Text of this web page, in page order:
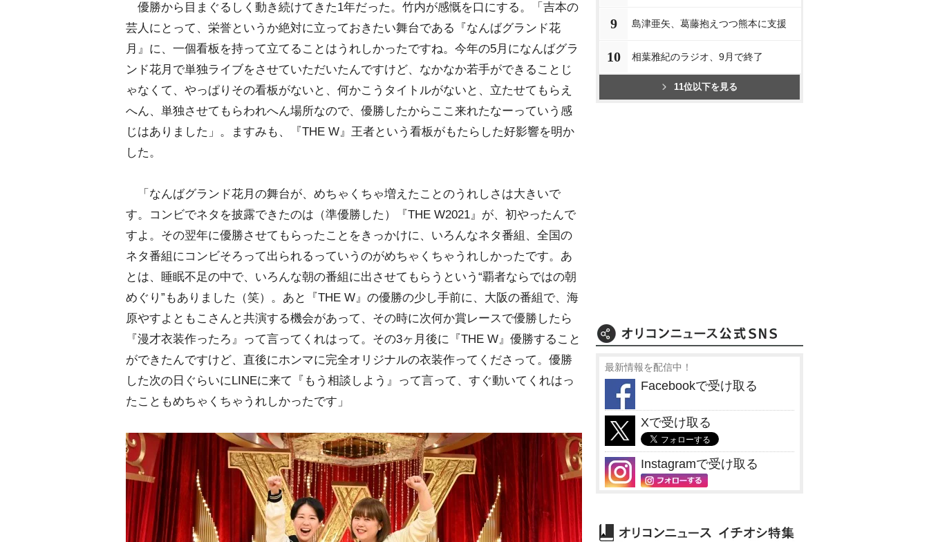
優勝から目まぐるしく動き続けてきた1年だった。竹内が感慨を口にする。「吉本の
芸人にとって、栄誉というか絶対に立っておきたい舞台である『なんばグランド花
月』に、一個看板を持って立てることはうれしかったですね。今年の5月になんばグラ
ンド花月で単独ライブをさせていただいたんですけど、なかなか若手ができることじ
ゃなくて、やっぱりその看板がないと、何かこうタイトルがないと、立たせてもらえ
へん、単独させてもらわれへん場所なので、優勝したからここ来れたなーっていう感
じはありました」。ますみも、『THE W』王者という看板がもたらした好影響を明か
した。
「なんばグランド花月の舞台が、めちゃくちゃ増えたことのうれしさは大きいで
す。コンビでネタを披露できたのは（準優勝した）『THE W2021』が、初やったんで
すよ。その翌年に優勝させてもらったことをきっかけに、いろんなネタ番組、全国の
ネタ番組にコンビそろって出られるっていうのがめちゃくちゃうれしかったです。あ
とは、睡眠不足の中で、いろんな朝の番組に出させてもらうという“覇者ならではの朝
めぐり”もありました（笑）。あと『THE W』の優勝の少し手前に、大阪の番組で、海
原やすよともこさんと共演する機会があって、その時に次何か賞レースで優勝したら
『漫才衣装作ったろ』って言ってくれはって。その3ヶ月後に『THE W』優勝すること
ができたんですけど、直後にホンマに完全オリジナルの衣装作ってくださって。優勝
した次の日ぐらいにLINEに来て『もう相談しよう』って言って、すぐ動いてくれはっ
たこともめちゃくちゃうれしかったです」
9 島津亜矢、葛藤抱えつつ熊本に支援
10 相葉雅紀のラジオ、9月で終了
11位以下を見る
最新情報を配信中！
Facebookで受け取る
Xで受け取る
Instagramで受け取る